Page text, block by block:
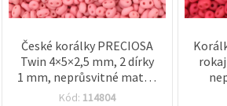
České korálky PRECIOSA
Twin 4×5×2,5 mm, 2 dírky
1 mm, neprůsvitné matné
světle růžové, 10 g ±130
Kód: 114804